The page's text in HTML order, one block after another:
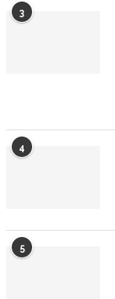
3
4
5